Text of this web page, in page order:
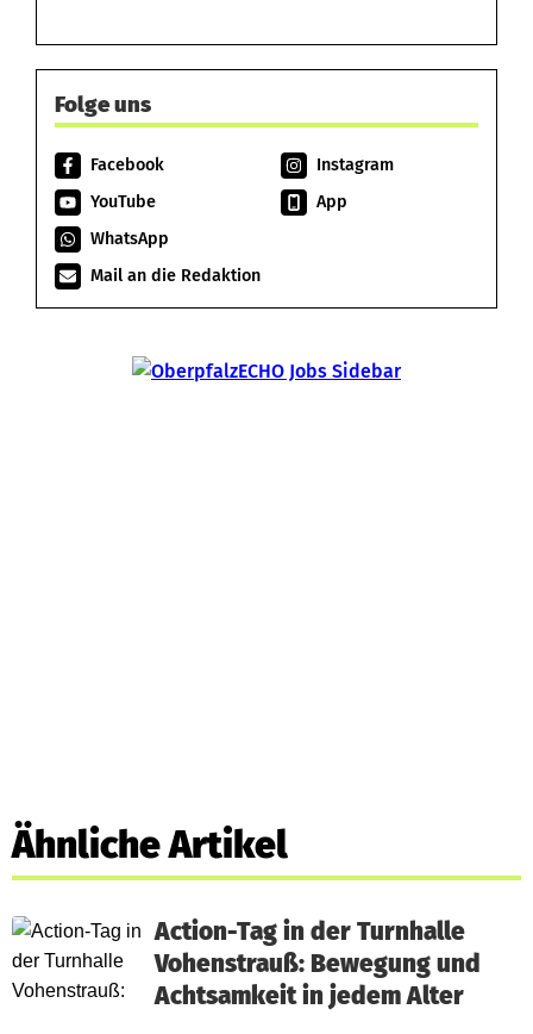
Folge uns
Facebook
Instagram
YouTube
App
WhatsApp
Mail an die Redaktion
Ähnliche Artikel
Action-Tag in der Turnhalle
Vohenstrauß: Bewegung und
Achtsamkeit in jedem Alter